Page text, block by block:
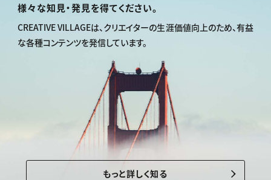
様々な知見・発見を得てください。
CREATIVE VILLAGEは、クリエイターの生涯価値向上のため、有益
な各種コンテンツを発信しています。
もっと詳しく知る